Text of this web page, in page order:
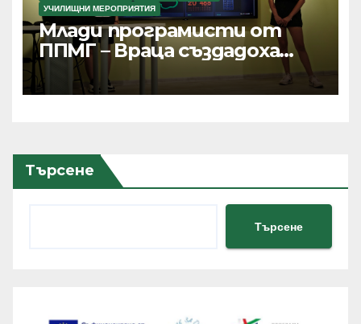
УЧИЛИЩНИ МЕРОПРИЯТИЯ
Млади програмисти от
ППМГ – Враца създадоха
дигитални продукти с
реално приложение и
Търсене
Търсене